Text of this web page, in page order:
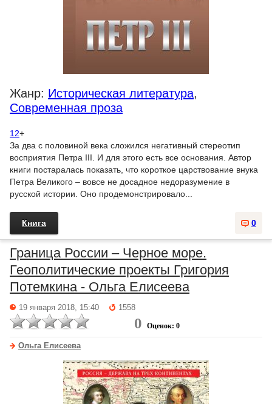
Жанр: Историческая литература,
Современная проза
12+
За два с половиной века сложился негативный стереотип
восприятия Петра III. И для этого есть все основания. Автор
книги постаралась показать, что короткое царствование внука
Петра Великого – вовсе не досадное недоразумение в
русской истории. Оно продемонстрировало...
0
Книга
Граница России – Черное море.
Геополитические проекты Григория
Потемкина - Ольга Елисеева
19 января 2018, 15:40 1558
0 Оценок: 0
Ольга Елисеева